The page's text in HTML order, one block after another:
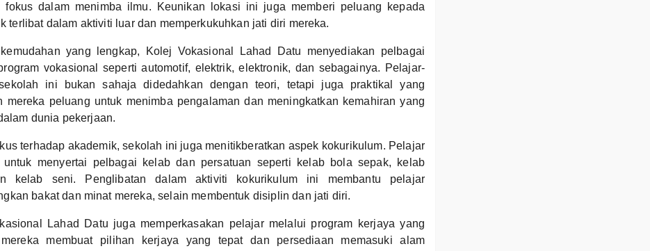
fokus dalam menimba ilmu. Keunikan lokasi ini juga memberi peluang kepada
terlibat dalam aktiviti luar dan memperkukuhkan jati diri mereka.
yang lengkap, Kolej Vokasional Lahad Datu menyediakan pelbagai
vokasional seperti automotif, elektrik, elektronik, dan sebagainya. Pelajar-
ini bukan sahaja didedahkan dengan teori, tetapi juga praktikal yang
mereka peluang untuk menimba pengalaman dan meningkatkan kemahiran yang
dunia pekerjaan.
terhadap akademik, sekolah ini juga menitikberatkan aspek kokurikulum. Pelajar
untuk menyertai pelbagai kelab dan persatuan seperti kelab bola sepak, kelab
kelab seni. Penglibatan dalam aktiviti kokurikulum ini membantu pelajar
bakat dan minat mereka, selain membentuk disiplin dan jati diri.
Lahad Datu juga memperkasakan pelajar melalui program kerjaya yang
mereka membuat pilihan kerjaya yang tepat dan persediaan memasuki alam